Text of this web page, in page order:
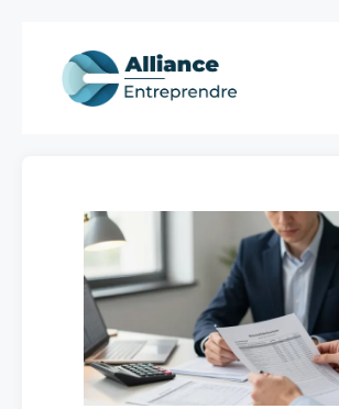
content